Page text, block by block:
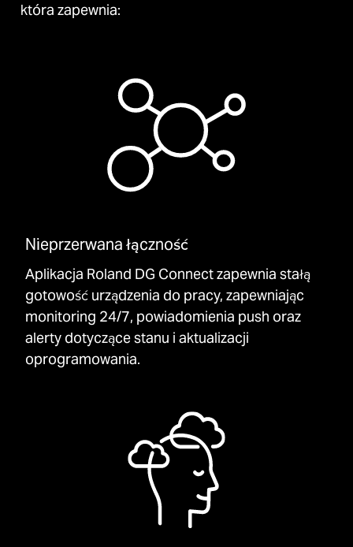
która zapewnia:
Nieprzerwana łączność
Aplikacja Roland DG Connect zapewnia stałą
gotowość urządzenia do pracy, zapewniając
monitoring 24/7, powiadomienia push oraz
alerty dotyczące stanu i aktualizacji
oprogramowania.